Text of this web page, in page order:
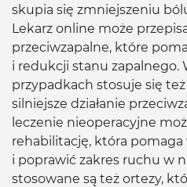
skupia się zmniejszeniu
Lekarz online może
przeciwzapalne, które
i redukcji stanu zapalnego.
przypadkach stosuje się
silniejsze działanie
leczenie nieoperacyjne
rehabilitację, która
i poprawić zakres ruchu w
stosowane są też ortezy,